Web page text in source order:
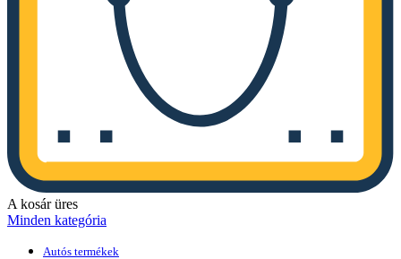
A kosár üres
Minden kategória
Autós termékek